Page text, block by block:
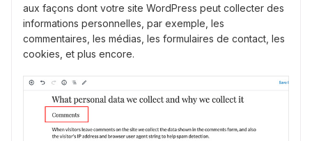
aux façons dont votre site WordPress peut collecter des
informations personnelles, par exemple, les
commentaires, les médias, les formulaires de contact, les
cookies, et plus encore.